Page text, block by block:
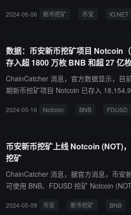
D 投入到 IO 挖矿池中获得 IO 奖励，IO
O/USDT、IO/BNB、IO/FDUSD 和 IO/
交易规则。
2024-06-06 新币挖矿 币安 IO.NET
数据：币安新币挖矿项目 Notcoin
存入超 1800 万枚 BNB 和超 27 亿
ChainCatcher 消息，官方数据显示，目
期新币挖矿项目 Notcoin 已存入
将于 2024 年 05 月 16 日 20:00（东八区
用种子标签交易规则。
2024-05-16 Notcoin BNB FDUSD
币安新币挖矿上线 Notcoin (NOT)
挖矿
ChainCatcher 消息，据官方消息，币安
可使用 BNB、FDUSD 挖矿 Notcoin
到 NOT 挖矿池中获得 NOT 奖励，NOT
2024-05-09 币安 新币挖矿 BNB